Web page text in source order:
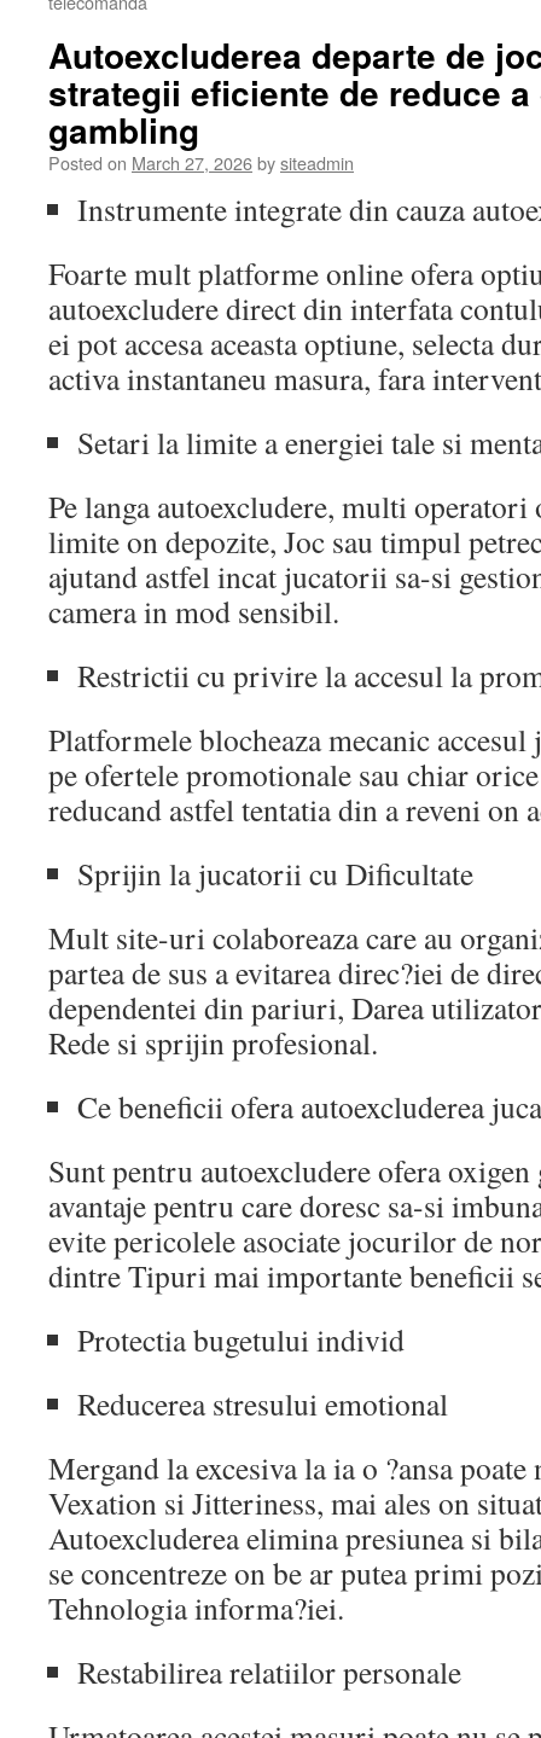
Autoexcluderea departe de
strategii eficiente de reduce
gambling
Posted on March 27, 2026bysiteadmin
Instrumente integrate din cauza
Foarte mult platforme online ofera
autoexcludere direct din interfata
ei pot accesa aceasta optiune, selecta
activa instantaneu masura, fara
Setari la limite a energiei tale si
Pe langa autoexcludere, multi operatori
limite on depozite, Joc sau timpul
ajutand astfel incat jucatorii sa-si
camera in mod sensibil.
Restrictii cu privire la accesul la
Platformele blocheaza mecanic
pe ofertele promotionale sau chiar
reducand astfel tentatia din a reveni on
Sprijin la jucatorii cu Dificultate
Mult site-uri colaboreaza care au
partea de sus a evitarea direc?iei de
dependentei din pariuri, Darea
Rede si sprijin profesional.
Ce beneficii ofera autoexcluderea
Sunt pentru autoexcludere ofera oxigen
avantaje pentru care doresc sa-si
evite pericolele asociate jocurilor de
dintre Tipuri mai importante beneficii
Protectia bugetului individ
Reducerea stresului emotional
Mergand la excesiva la ia o ?ansa poate
Vexation si Jitteriness, mai ales on
Autoexcluderea elimina presiunea si
se concentreze on be ar putea primi
Tehnologia informa?iei.
Restabilirea relatiilor personale